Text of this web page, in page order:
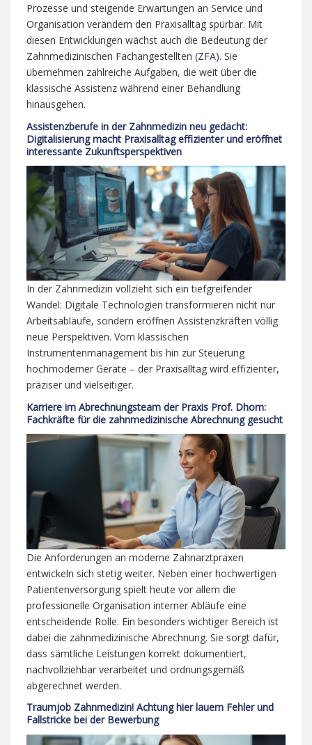
Prozesse und steigende Erwartungen an Service und
Organisation verändern den Praxisalltag spürbar. Mit
diesen Entwicklungen wächst auch die Bedeutung der
Zahnmedizinischen Fachangestellten (ZFA). Sie
übernehmen zahlreiche Aufgaben, die weit über die
klassische Assistenz während einer Behandlung
hinausgehen.
Assistenzberufe in der Zahnmedizin neu gedacht:
Digitalisierung macht Praxisalltag effizienter und eröffnet
interessante Zukunftsperspektiven
In der Zahnmedizin vollzieht sich ein tiefgreifender
Wandel: Digitale Technologien transformieren nicht nur
Arbeitsabläufe, sondern eröffnen Assistenzkräften völlig
neue Perspektiven. Vom klassischen
Instrumentenmanagement bis hin zur Steuerung
hochmoderner Geräte – der Praxisalltag wird effizienter,
präziser und vielseitiger.
Karriere im Abrechnungsteam der Praxis Prof. Dhom:
Fachkräfte für die zahnmedizinische Abrechnung gesucht
Die Anforderungen an moderne Zahnarztpraxen
entwickeln sich stetig weiter. Neben einer hochwertigen
Patientenversorgung spielt heute vor allem die
professionelle Organisation interner Abläufe eine
entscheidende Rolle. Ein besonders wichtiger Bereich ist
dabei die zahnmedizinische Abrechnung. Sie sorgt dafür,
dass sämtliche Leistungen korrekt dokumentiert,
nachvollziehbar verarbeitet und ordnungsgemäß
abgerechnet werden.
Traumjob Zahnmedizin! Achtung hier lauern Fehler und
Fallstricke bei der Bewerbung